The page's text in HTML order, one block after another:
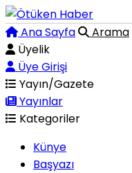
Ana Sayfa Arama
Üyelik
Üye Girişi
Yayın/Gazete
Yayınlar
Kategoriler
Künye
Başyazı